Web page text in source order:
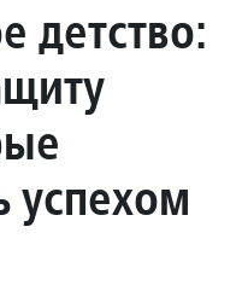
детство:
успехом